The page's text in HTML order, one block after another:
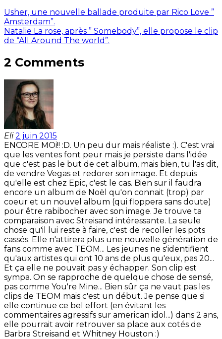
Usher, une nouvelle ballade produite par Rico Love ”
Amsterdam”.
Natalie La rose, après ” Somebody”, elle propose le clip
de “All Around The world”.
2 Comments
Eli 2 juin 2015
ENCORE MOi!! :D. Un peu dur mais réaliste :). C'est vrai
que les ventes font peur mais je persiste dans l'idée
que c'est pas le but de cet album, mais bien, tu l'as dit,
de vendre Vegas et redorer son image. Et depuis
qu'elle est chez Epic, c'est le cas. Bien sur il faudra
encore un album de Noël qu'on connait (trop) par
coeur et un nouvel album (qui floppera sans doute)
pour être rabibocher avec son image. Je trouve ta
comparaison avec Streisand intéressante. La seule
chose qu'il lui reste à faire, c'est de recoller les pots
cassés. Elle n'attirera plus une nouvelle génération de
fans comme avec TEOM... Les jeunes ne s'identifient
qu'aux artistes qui ont 10 ans de plus qu'eux, pas 20...
Et ça elle ne pouvait pas y échapper. Son clip est
sympa. On se rapproche de quelque chose de sensé,
pas comme You're Mine... Bien sûr ça ne vaut pas les
clips de TEOM mais c'est un début. Je pense que si
elle continue ce bel effort (en évitant les
commentaires agressifs sur american idol...) dans 2 ans,
elle pourrait avoir retrouver sa place aux cotés de
Barbra Streisand et Whitney Houston :)